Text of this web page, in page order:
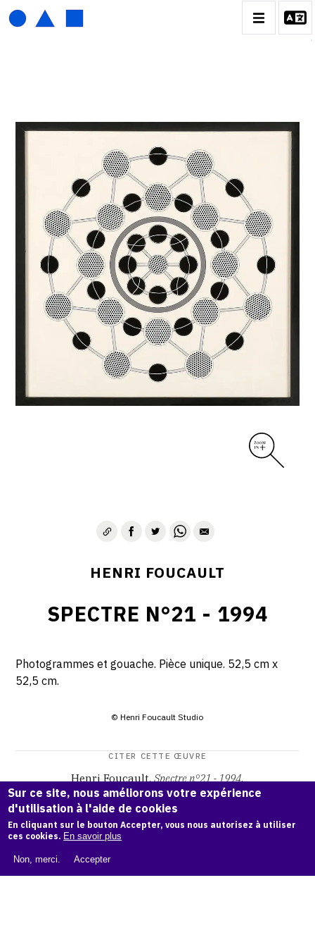
HENRI FOUCAULT
BIOGRAPHIE
CATALOGUE DES OEUVRES
01_SCULPTURE
02_PHOTOGRAPHIQUE
03_COLLAGES
04_DESSINS
05_MONOTYPE
06_ARCHIVES
CONTACT
HENRI FOUCAULT
SPECTRE N°21 - 1994
Photogrammes et gouache. Pièce unique. 52,5 cm x
52,5 cm.
© Henri Foucault Studio
CITER CETTE ŒUVRE
Henri Foucault,Spectre n°21 - 1994.
Catalogue raisonné Henri Foucault, OAM.ark:38997/o162
vb
COPIER LA CITATION
Sur ce site, nous améliorons votre expérience
d'utilisation à l'aide de cookies
En cliquant sur le bouton Accepter, vous nous autorisez à utiliser
ces cookies. En savoir plus
Non, merci. Accepter